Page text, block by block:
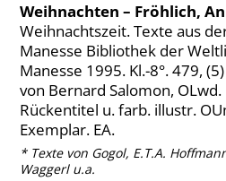
Sonderangebote
Katalogarchiv
Newsletter
Über uns
Kontakt
Warenkorb
Weihnachten – Fröhlich,
Weihnachtszeit. Texte aus
Manesse Bibliothek der
Manesse 1995. Kl.-8°. 479,
von Bernard Salomon,
Rückentitel u. farb. illustr.
Exemplar. EA.
* Texte von Gogol, E.T.A.
Waggerl u.a.